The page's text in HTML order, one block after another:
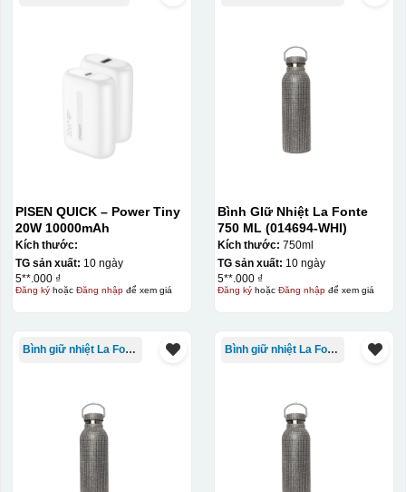
PISEN QUICK – Power Tiny
20W 10000mAh
Kích thước:
TG sản xuất: 10 ngày
5**.000 ₫
Đăng kýhoặc Đăng nhậpđể xem giá
Bình GIữ Nhiệt La Fonte
750 ML (014694-WHI)
Kích thước: 750ml
TG sản xuất: 10 ngày
5**.000 ₫
Đăng kýhoặc Đăng nhậpđể xem giá
Bình giữ nhiệt La Fonte Bình giữ nhiệt La Fonte